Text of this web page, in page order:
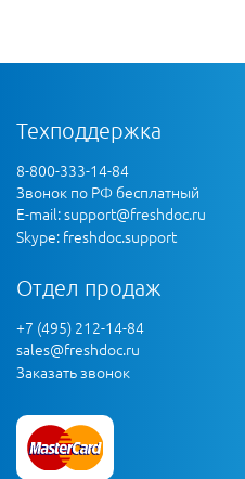
Техподдержка
8-800-333-14-84
Звонок по РФ бесплатный
E-mail:support@freshdoc.ru
Skype: freshdoc.support
Отдел продаж
+7 (495) 212-14-84
sales@freshdoc.ru
Заказать звонок